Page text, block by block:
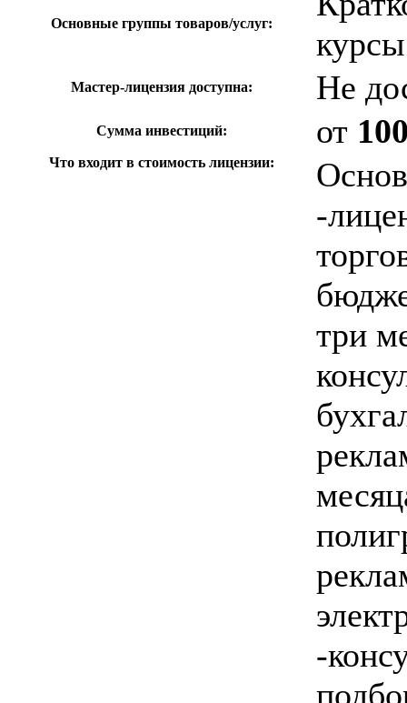
Основные группы товаров/услуг:
курсы
Мастер-лицензия доступна: Не
Сумма инвестиций: от
Что входит в стоимость лицензии:
-
три
-